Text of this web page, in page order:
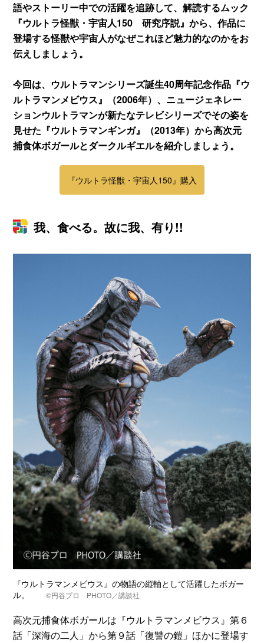
語やストーリー中での活躍を追跡して、解読するムック
『ウルトラ怪獣・宇宙人150 研究序説』から、作品に
登場する怪獣や宇宙人がなぜこれほど魅力的なのかをお
伝えしましょう。
今回は、ウルトラマンシリーズ誕生40周年記念作品『ウ
ルトラマンメビウス』（2006年）、ニュージェネレー
ションウルトラマンが新たなテレビシリーズでその姿を
見せた『ウルトラマンギンガ』（2013年）から高次元
捕食体ボガールとダークルギエルを紹介しましょう。
『ウルトラ怪獣・宇宙人150』購入
我、食べる。故に我、有り!!
『ウルトラマンメビウス』の物語の縦軸として活躍したボガー
ル。©円谷プロ PHOTO／講談社
高次元捕食体ボガールは『ウルトラマンメビウス』第６
話「深海の二人」から第９話「復讐の鎧」ほかに登場す